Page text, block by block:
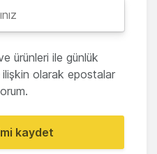
ürünleri ile günlük
olarak epostalar
kaydet